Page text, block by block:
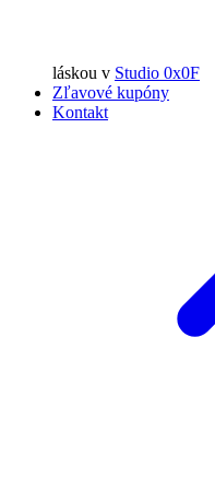
láskou v Studio 0x0F
Zľavové kupóny
Kontakt